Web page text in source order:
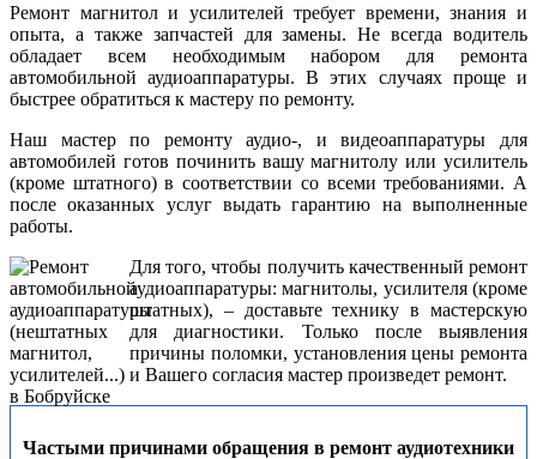
Ремонт магнитол и усилителей требует времени, знания и
опыта, а также запчастей для замены. Не всегда водитель
обладает всем необходимым набором для ремонта
автомобильной аудиоаппаратуры. В этих случаях проще и
быстрее обратиться к мастеру по ремонту.
Наш мастер по ремонту аудио-, и видеоаппаратуры для
автомобилей готов починить вашу магнитолу или усилитель
(кроме штатного) в соответствии со всеми требованиями. А
после оказанных услуг выдать гарантию на выполненные
работы.
Для того, чтобы получить качественный ремонт
аудиоаппаратуры: магнитолы, усилителя (кроме
штатных), – доставьте технику в мастерскую
для диагностики. Только после выявления
причины поломки, установления цены ремонта
и Вашего согласия мастер произведет ремонт.
Частыми причинами обращения в ремонт аудиотехники